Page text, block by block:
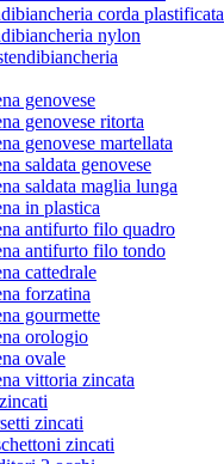
corda plastificata
nylon
genovese
genovese ritorta
genovese martellata
saldata genovese
saldata maglia lunga
in plastica
antifurto filo quadro
antifurto filo tondo
cattedrale
forzatina
gourmette
orologio
ovale
vittoria zincata
zincati
zincati